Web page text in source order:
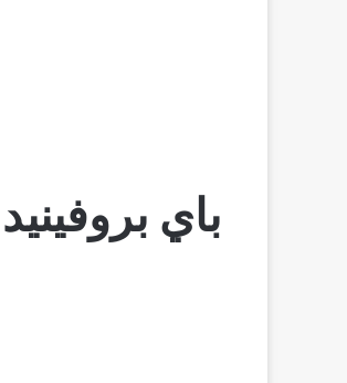
باي بروفينيد Biprofenid | دواعي الاستعمال، الجرعة والاثار الجانبية